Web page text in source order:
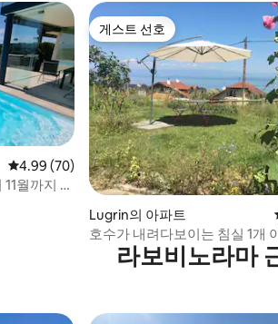
평점 4.99점(5점 만점), 후기 70개
4.99 (70)
월까지 온
게스트 선호
게스트 선호
Lugrin의 아파트
호수가 내려다보이는 침실 1개
라보비노라마